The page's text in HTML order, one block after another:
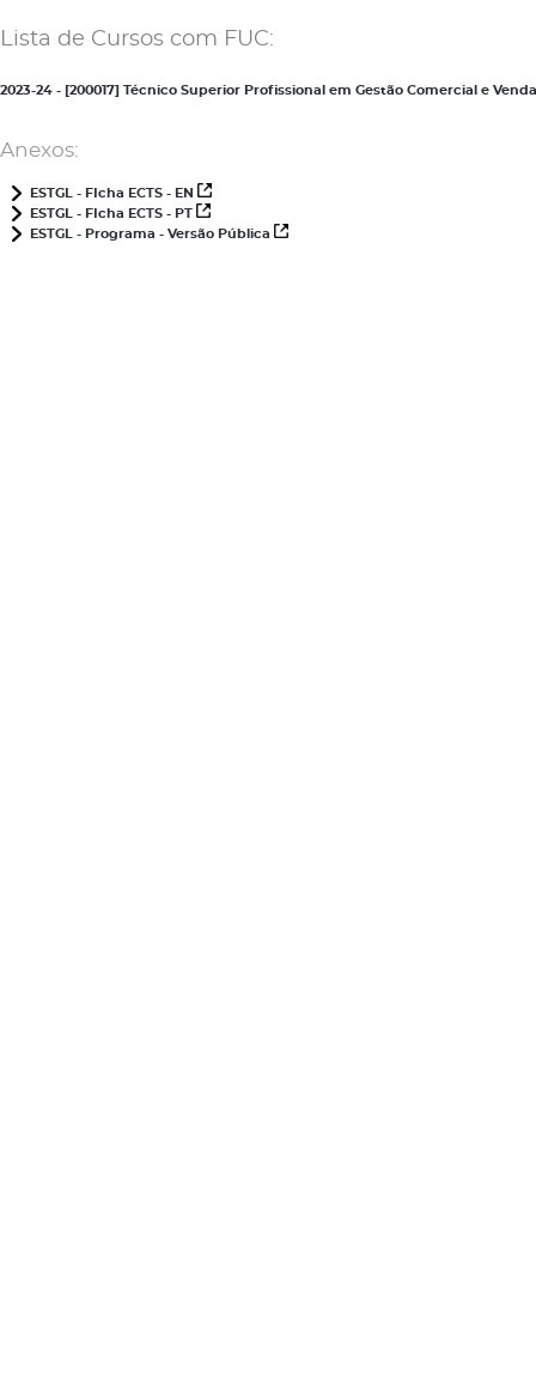
Lista de Cursos com FUC:
2023-24 - [200017] Técnico Superior Profissional em Gestão Comercial e
Anexos:
ESTGL - FIcha ECTS - EN
ESTGL - FIcha ECTS - PT
ESTGL - Programa - Versão Pública